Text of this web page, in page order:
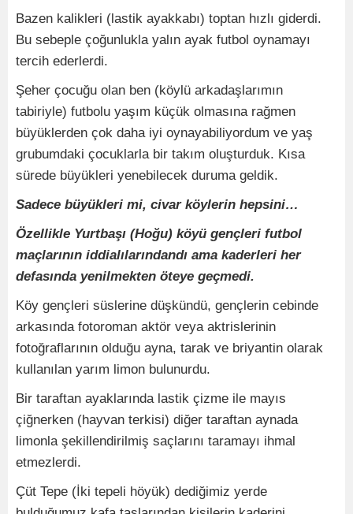
Bazen kalikleri (lastik ayakkabı) toptan hızlı giderdi.
Bu sebeple çoğunlukla yalın ayak futbol oynamayı
tercih ederlerdi.
Şeher çocuğu olan ben (köylü arkadaşlarımın
tabiriyle) futbolu yaşım küçük olmasına rağmen
büyüklerden çok daha iyi oynayabiliyordum ve yaş
grubumdaki çocuklarla bir takım oluşturduk. Kısa
sürede büyükleri yenebilecek duruma geldik.
Sadece büyükleri mi, civar köylerin hepsini…
Özellikle Yurtbaşı (Hoğu) köyü gençleri futbol
maçlarının iddialılarındandı ama kaderleri her
defasında yenilmekten öteye geçmedi.
Köy gençleri süslerine düşkündü, gençlerin cebinde
arkasında fotoroman aktör veya aktrislerinin
fotoğraflarının olduğu ayna, tarak ve briyantin olarak
kullanılan yarım limon bulunurdu.
Bir taraftan ayaklarında lastik çizme ile mayıs
çiğnerken (hayvan terkisi) diğer taraftan aynada
limonla şekillendirilmiş saçlarını taramayı ihmal
etmezlerdi.
Çüt Tepe (İki tepeli höyük) dediğimiz yerde